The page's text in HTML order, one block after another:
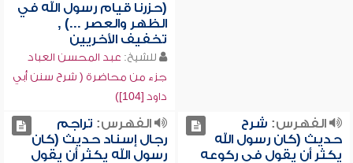
(حزرنا قيام رسول الله في
الظهر والعصر ...) ,
تخفيف الأخريين
للشيخ: عبد المحسن العباد
جزء من محاضرة ( شرح سنن أبي
داود [104])
الفهرس: شرح
حديث (كان رسول الله
يكثر أن يقول في ركوعه
الفهرس: تراجم
رجال إسناد حديث (كان
رسول الله يكثر أن يقول